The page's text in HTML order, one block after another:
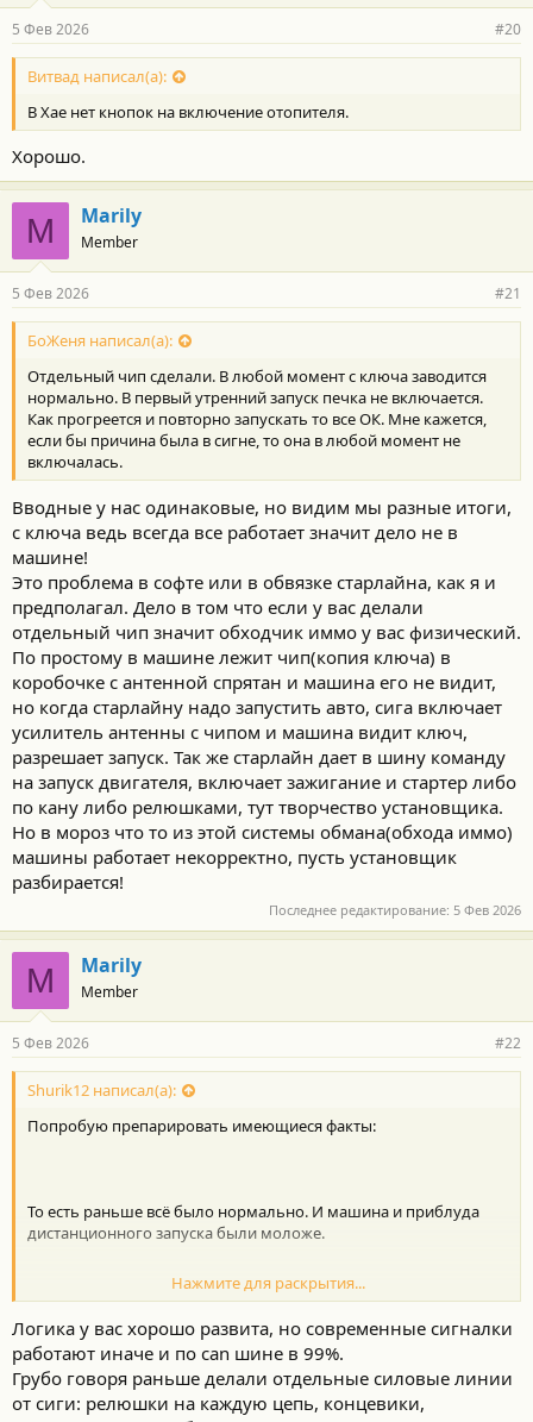
5 Фев 2026 #20
Витвад написал(а):
В Хае нет кнопок на включение отопителя.
Хорошо.
M Marily
Member
5 Фев 2026 #21
БоЖеня написал(а):
Отдельный чип сделали. В любой момент с ключа заводится
нормально. В первый утренний запуск печка не включается.
Как прогреется и повторно запускать то все ОК. Мне кажется,
если бы причина была в сигне, то она в любой момент не
включалась.
Вводные у нас одинаковые, но видим мы разные итоги,
с ключа ведь всегда все работает значит дело не в
машине!
Это проблема в софте или в обвязке старлайна, как я и
предполагал. Дело в том что если у вас делали
отдельный чип значит обходчик иммо у вас физический.
По простому в машине лежит чип(копия ключа) в
коробочке с антенной спрятан и машина его не видит,
но когда старлайну надо запустить авто, сига включает
усилитель антенны с чипом и машина видит ключ,
разрешает запуск. Так же старлайн дает в шину команду
на запуск двигателя, включает зажигание и стартер либо
по кану либо релюшками, тут творчество установщика.
Но в мороз что то из этой системы обмана(обхода иммо)
машины работает некорректно, пусть установщик
разбирается!
Последнее редактирование: 5 Фев 2026
M Marily
Member
5 Фев 2026 #22
Shurik12 написал(а):
Попробую препарировать имеющиеся факты:
То есть раньше всё было нормально. И машина и приблуда
дистанционного запуска были моложе.
причём.
Нажмите для раскрытия...
Логика у вас хорошо развита, но современные сигналки
работают иначе и по can шине в 99%.
Грубо говоря раньше делали отдельные силовые линии
от сиги: релюшки на каждую цепь, концевики,